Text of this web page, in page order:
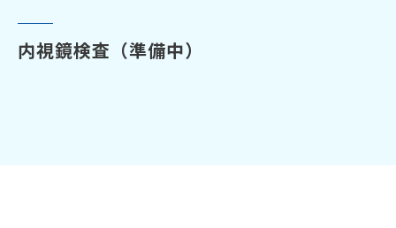
内視鏡検査（準備中）